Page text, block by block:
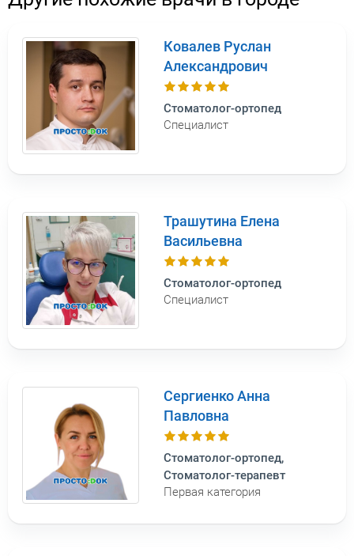
Ковалев Руслан
Александрович
Стоматолог-ортопед
Специалист
Трашутина Елена
Васильевна
Стоматолог-ортопед
Специалист
Сергиенко Анна
Павловна
Стоматолог-ортопед,
Стоматолог-терапевт
Первая категория